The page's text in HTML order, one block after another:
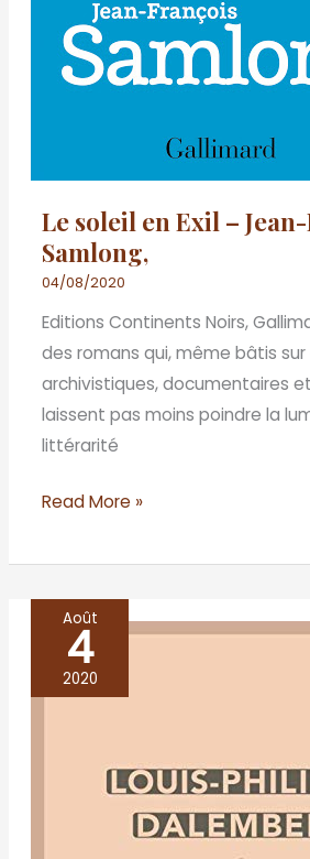
Le soleil en Exil –
Samlong,
04/08/2020
Editions Continents Noirs,
des romans qui, même bâtis
archivistiques, documentaires
laissent pas moins poindre la
littérarité
Read More »
Août
4
2020
Mur
méditerranée
D’Alembert,